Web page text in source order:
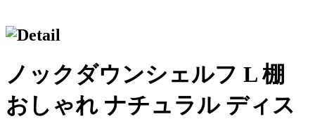
ノックダウンシェルフ L 棚
おしゃれ ナチュラル ディス